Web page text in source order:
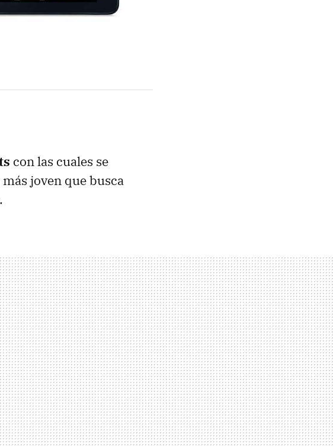
con las cuales se
joven que busca